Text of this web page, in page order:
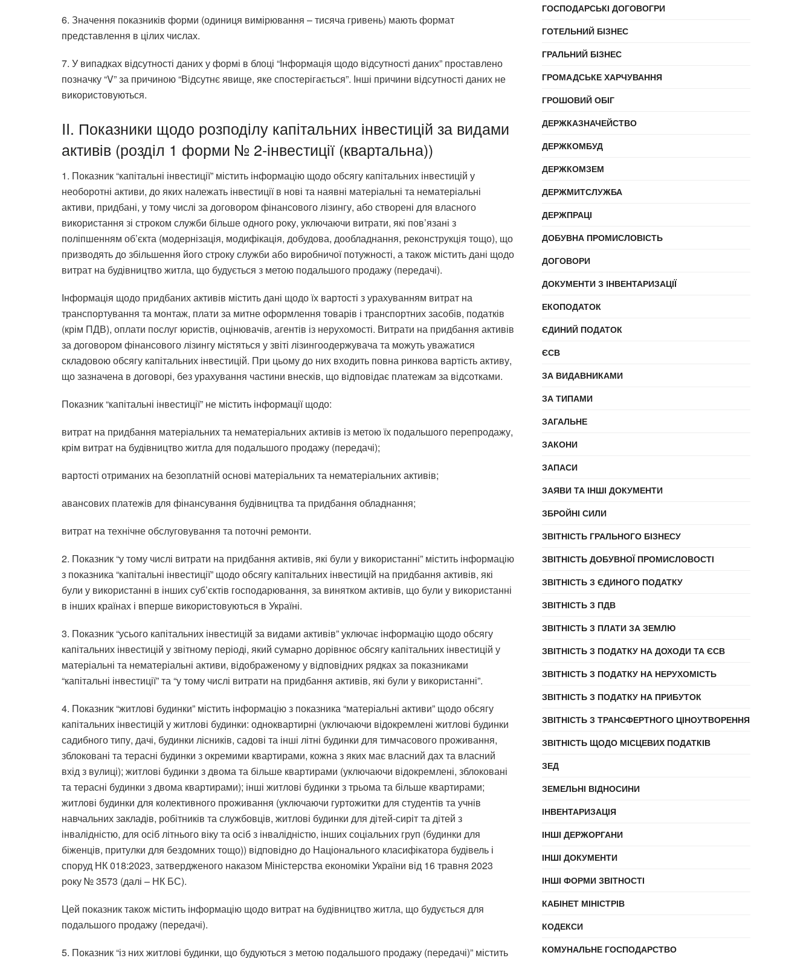
6. Значення показників форми (одиниця вимірювання – тисяча гривень) мають формат
представлення в цілих числах.
7. У випадках відсутності даних у формі в блоці “Інформація щодо відсутності даних” проставлено
позначку “V” за причиною “Відсутнє явище, яке спостерігається”. Інші причини відсутності даних не
використовуються.
II. Показники щодо розподілу капітальних інвестицій за видами
активів (розділ 1 форми № 2-інвестиції (квартальна))
1. Показник “капітальні інвестиції” містить інформацію щодо обсягу капітальних інвестицій у
необоротні активи, до яких належать інвестиції в нові та наявні матеріальні та нематеріальні
активи, придбані, у тому числі за договором фінансового лізингу, або створені для власного
використання зі строком служби більше одного року, уключаючи витрати, які пов’язані з
поліпшенням об’єкта (модернізація, модифікація, добудова, дообладнання, реконструкція тощо), що
призводять до збільшення його строку служби або виробничої потужності, а також містить дані щодо
витрат на будівництво житла, що будується з метою подальшого продажу (передачі).
Інформація щодо придбаних активів містить дані щодо їх вартості з урахуванням витрат на
транспортування та монтаж, плати за митне оформлення товарів і транспортних засобів, податків
(крім ПДВ), оплати послуг юристів, оцінювачів, агентів із нерухомості. Витрати на придбання активів
за договором фінансового лізингу містяться у звіті лізингоодержувача та можуть уважатися
складовою обсягу капітальних інвестицій. При цьому до них входить повна ринкова вартість активу,
що зазначена в договорі, без урахування частини внесків, що відповідає платежам за відсотками.
Показник “капітальні інвестиції” не містить інформації щодо:
витрат на придбання матеріальних та нематеріальних активів із метою їх подальшого перепродажу,
крім витрат на будівництво житла для подальшого продажу (передачі);
вартості отриманих на безоплатній основі матеріальних та нематеріальних активів;
авансових платежів для фінансування будівництва та придбання обладнання;
витрат на технічне обслуговування та поточні ремонти.
2. Показник “у тому числі витрати на придбання активів, які були у використанні” містить інформацію
з показника “капітальні інвестиції” щодо обсягу капітальних інвестицій на придбання активів, які
були у використанні в інших суб’єктів господарювання, за винятком активів, що були у використанні
в інших країнах і вперше використовуються в Україні.
3. Показник “усього капітальних інвестицій за видами активів” уключає інформацію щодо обсягу
капітальних інвестицій у звітному періоді, який сумарно дорівнює обсягу капітальних інвестицій у
матеріальні та нематеріальні активи, відображеному у відповідних рядках за показниками
“капітальні інвестиції” та “у тому числі витрати на придбання активів, які були у використанні”.
4. Показник “житлові будинки” містить інформацію з показника “матеріальні активи” щодо обсягу
капітальних інвестицій у житлові будинки: одноквартирні (уключаючи відокремлені житлові будинки
садибного типу, дачі, будинки лісників, садові та інші літні будинки для тимчасового проживання,
зблоковані та терасні будинки з окремими квартирами, кожна з яких має власний дах та власний
вхід з вулиці); житлові будинки з двома та більше квартирами (уключаючи відокремлені, зблоковані
та терасні будинки з двома квартирами); інші житлові будинки з трьома та більше квартирами;
житлові будинки для колективного проживання (уключаючи гуртожитки для студентів та учнів
навчальних закладів, робітників та службовців, житлові будинки для дітей-сиріт та дітей з
інвалідністю, для осіб літнього віку та осіб з інвалідністю, інших соціальних груп (будинки для
біженців, притулки для бездомних тощо)) відповідно до Національного класифікатора будівель і
споруд НК 018:2023, затвердженого наказом Міністерства економіки України від 16 травня 2023
року № 3573 (далі – НК БС).
Цей показник також містить інформацію щодо витрат на будівництво житла, що будується для
подальшого продажу (передачі).
5. Показник “із них житлові будинки, що будуються з метою подальшого продажу (передачі)” містить
ГОСПОДАРСЬКІ ДОГОВОГРИ
ГОТЕЛЬНИЙ БІЗНЕС
ГРАЛЬНИЙ БІЗНЕС
ГРОМАДСЬКЕ ХАРЧУВАННЯ
ГРОШОВИЙ ОБІГ
ДЕРЖКАЗНАЧЕЙСТВО
ДЕРЖКОМБУД
ДЕРЖКОМЗЕМ
ДЕРЖМИТСЛУЖБА
ДЕРЖПРАЦІ
ДОБУВНА ПРОМИСЛОВІСТЬ
ДОГОВОРИ
ДОКУМЕНТИ З ІНВЕНТАРИЗАЦІЇ
ЕКОПОДАТОК
ЄДИНИЙ ПОДАТОК
ЄСВ
ЗА ВИДАВНИКАМИ
ЗА ТИПАМИ
ЗАГАЛЬНЕ
ЗАКОНИ
ЗАПАСИ
ЗАЯВИ ТА ІНШІ ДОКУМЕНТИ
ЗБРОЙНІ СИЛИ
ЗВІТНІСТЬ ГРАЛЬНОГО БІЗНЕСУ
ЗВІТНІСТЬ ДОБУВНОЇ ПРОМИСЛОВОСТІ
ЗВІТНІСТЬ З ЄДИНОГО ПОДАТКУ
ЗВІТНІСТЬ З ПДВ
ЗВІТНІСТЬ З ПЛАТИ ЗА ЗЕМЛЮ
ЗВІТНІСТЬ З ПОДАТКУ НА ДОХОДИ ТА ЄСВ
ЗВІТНІСТЬ З ПОДАТКУ НА НЕРУХОМІСТЬ
ЗВІТНІСТЬ З ПОДАТКУ НА ПРИБУТОК
ЗВІТНІСТЬ З ТРАНСФЕРТНОГО ЦІНОУТВОРЕННЯ
ЗВІТНІСТЬ ЩОДО МІСЦЕВИХ ПОДАТКІВ
ЗЕД
ЗЕМЕЛЬНІ ВІДНОСИНИ
ІНВЕНТАРИЗАЦІЯ
ІНШІ ДЕРЖОРГАНИ
ІНШІ ДОКУМЕНТИ
ІНШІ ФОРМИ ЗВІТНОСТІ
КАБІНЕТ МІНІСТРІВ
КОДЕКСИ
КОМУНАЛЬНЕ ГОСПОДАРСТВО